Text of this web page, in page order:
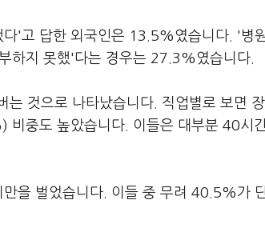
다'고 답한 외국인은 13.5%였습니다. '병
하지 못했'다는 경우는 27.3%였습니다.
것으로 나타났습니다. 직업별로 보면 장
중도 높았습니다. 이들은 대부분 40시
을 벌었습니다. 이들 중 무려 40.5%가